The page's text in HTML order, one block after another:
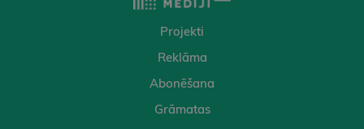
Projekti
Reklāma
Abonēšana
Grāmatas